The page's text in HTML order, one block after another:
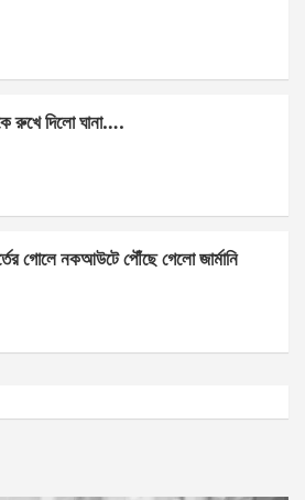
রুখে দিলো ঘানা….
গোলে নকআউটে পৌঁছে গেলো জার্মানি